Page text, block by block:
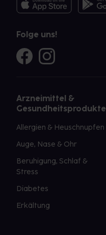
Folge uns!
Arzneimittel &
Gesundheitsprodukte
Allergien & Heuschnupfen
Auge, Nase & Ohr
Beruhigung, Schlaf &
Stress
Diabetes
Erkältung